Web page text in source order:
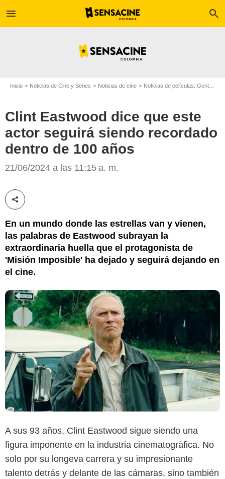
menu search
Inicio Noticias de Cine y Series Noticias de cine Noticias de películas: Gente
Clint Eastwood dice que este
actor seguirá siendo recordado
dentro de 100 años
21/06/2024 a las 11:15 a. m.
Compartir esta noticia
En un mundo donde las estrellas van y vienen,
las palabras de Eastwood subrayan la
extraordinaria huella que el protagonista de
'Misión Imposible' ha dejado y seguirá dejando en
el cine.
A sus 93 años, Clint Eastwood sigue siendo una
figura imponente en la industria cinematográfica. No
solo por su longeva carrera y su impresionante
talento detrás y delante de las cámaras, sino también